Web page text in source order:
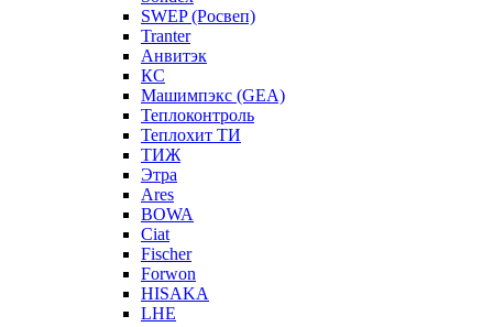
SWEP (Росвеп)
Tranter
Анвитэк
КС
Машимпэкс (GEA)
Теплоконтроль
Теплохит ТИ
ТИЖ
Этра
Ares
BOWA
Ciat
Fischer
Forwon
HISAKA
LHE